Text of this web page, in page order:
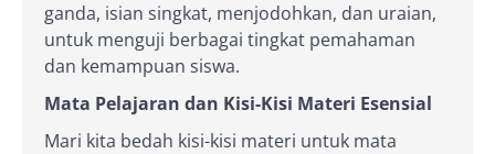
ganda, isian singkat, menjodohkan, dan uraian,
untuk menguji berbagai tingkat pemahaman
dan kemampuan siswa.
Mata Pelajaran dan Kisi-Kisi Materi Esensial
Mari kita bedah kisi-kisi materi untuk mata